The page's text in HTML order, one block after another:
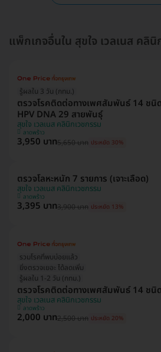
แพ็กเกจอื่นใน สุขใจ เวลเนส คลินิ
รู้ผลใน 3 วัน (กทม.)
ตรวจโรคติดต่อทางเพศสัมพันธ์ 14 ชนิ
HPV DNA 29 สายพันธุ์
สุขใจ เวลเนส คลินิกเวชกรรม
ลาดพร้าว
3,950 บาท5,650 บาท ประหยัด 30%
ตรวจโลหะหนัก 7 รายการ (เจาะเลือด)
สุขใจ เวลเนส คลินิกเวชกรรม
ลาดพร้าว
3,395 บาท3,900 บาท ประหยัด 13%
รวมโรคที่พบบ่อยแล้ว
ยิ่งตรวจเยอะ ได้ลดเพิ่ม
รู้ผลใน 1-2 วัน (กทม.)
ตรวจโรคติดต่อทางเพศสัมพันธ์ 14 ชนิด
สุขใจ เวลเนส คลินิกเวชกรรม
ลาดพร้าว
2,000 บาท2,500 บาท ประหยัด 20%